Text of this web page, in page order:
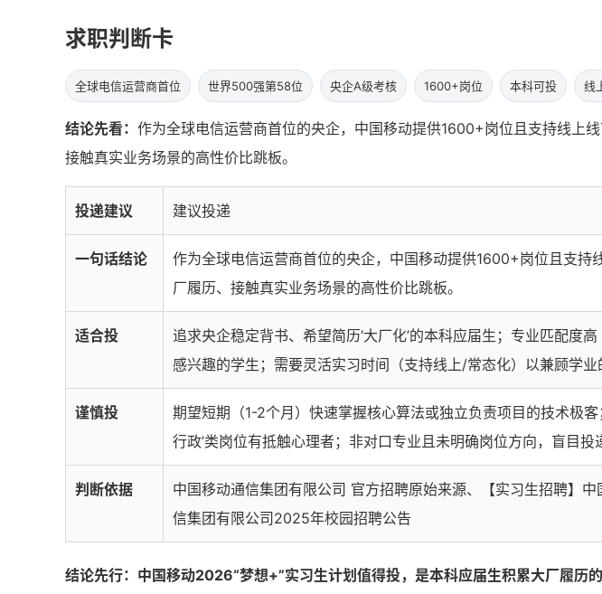
求职判断卡
全球电信运营商首位 世界500强第58位 央企A级考核 1600+岗位 本科可投 线
结论先看： 作为全球电信运营商首位的央企，中国移动提供1600+岗位且支持线上
接触真实业务场景的高性价比跳板。
投递建议 建议投递
一句话结论
作为全球电信运营商首位的央企，中国移动提供1600+岗位且支持
厂履历、接触真实业务场景的高性价比跳板。
适合投
追求央企稳定背书、希望简历‘大厂化’的本科应届生；专业匹配度
感兴趣的学生；需要灵活实习时间（支持线上/常态化）以兼顾学业
谨慎投
期望短期（1-2个月）快速掌握核心算法或独立负责项目的技术极
行政’类岗位有抵触心理者；非对口专业且未明确岗位方向，盲目
判断依据
中国移动通信集团有限公司 官方招聘原始来源、【实习生招聘】
信集团有限公司2025年校园招聘公告
结论先行：中国移动2026“梦想+”实习生计划值得投，是本科应届生积累大厂履历的